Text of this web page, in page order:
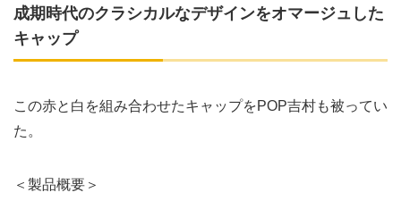
成期時代のクラシカルなデザインをオマージュした
キャップ
この赤と白を組み合わせたキャップをPOP吉村も被ってい
た。
＜製品概要＞